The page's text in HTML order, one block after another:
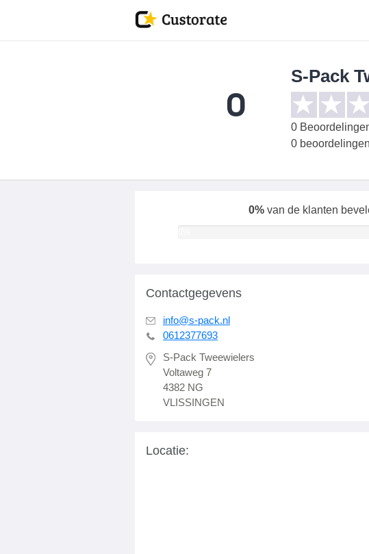
0
S-Pack
0
0
0%van de klanten
Contactgegevens
info@s-pack.nl
0612377693
S-Pack Tweewielers
Voltaweg 7
4382 NG
VLISSINGEN
Locatie: